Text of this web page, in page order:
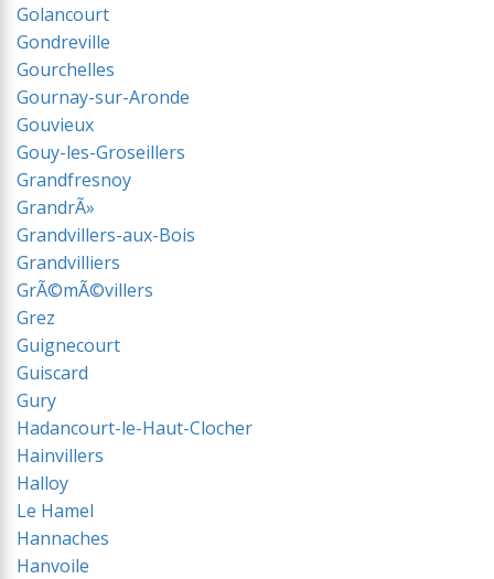
Golancourt
Gondreville
Gourchelles
Gournay-sur-Aronde
Gouvieux
Gouy-les-Groseillers
Grandfresnoy
GrandrÃ»
Grandvillers-aux-Bois
Grandvilliers
GrÃ©mÃ©villers
Grez
Guignecourt
Guiscard
Gury
Hadancourt-le-Haut-Clocher
Hainvillers
Halloy
Le Hamel
Hannaches
Hanvoile